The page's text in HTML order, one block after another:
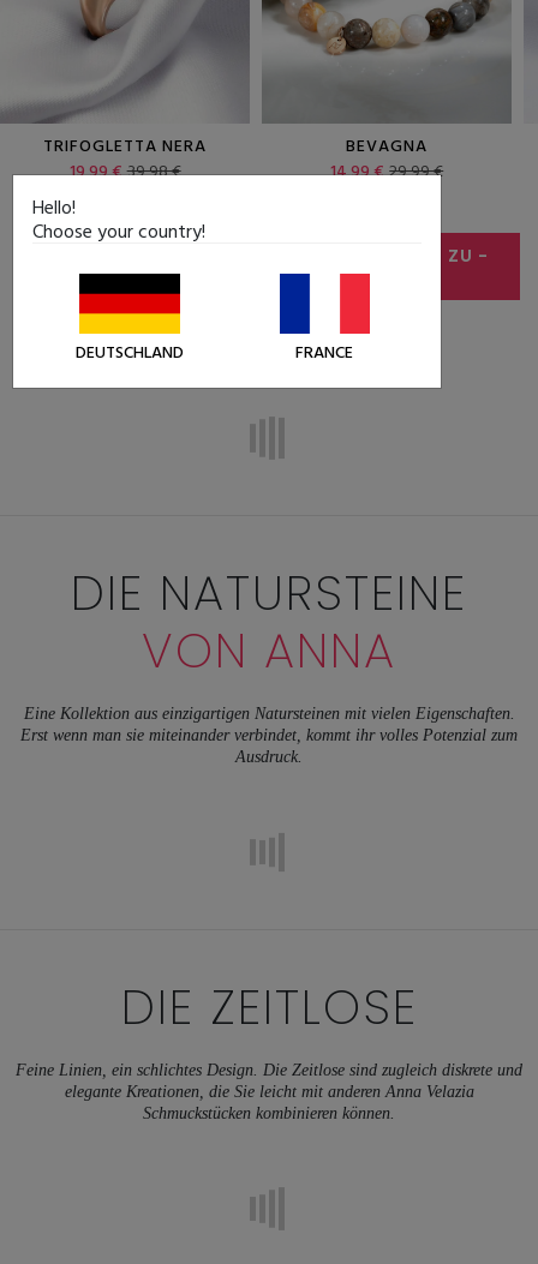
TRIFOGLETTA NERA
19,99 €39,98 €
BEVAGNA
14,99 €29,99 €
SCHMUCK OUTLET ZU -
50%
DIE NATURSTEINE
VON ANNA
Eine Kollektion aus einzigartigen Natursteinen mit vielen Eigenschaften.
Erst wenn man sie miteinander verbindet, kommt ihr volles Potenzial zum
Ausdruck.
DIE ZEITLOSE
Feine Linien, ein schlichtes Design. Die Zeitlose sind zugleich diskrete und
elegante Kreationen, die Sie leicht mit anderen Anna Velazia
Schmuckstücken kombinieren können.
Hello!
Choose your country!
DEUTSCHLAND FRANCE